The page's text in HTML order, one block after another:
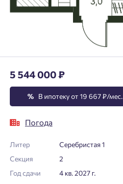
5 544 000 ₽
% В ипотеку от 19 667 ₽/мес.
Погода
Литер
Серебристая 1
Секция
2
Год сдачи
4 кв. 2027 г.